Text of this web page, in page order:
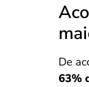
De
63%